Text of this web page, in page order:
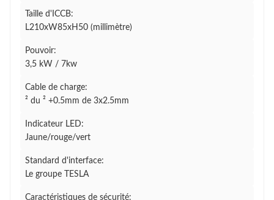
Taille d'ICCB:
L210xW85xH50 (millimètre)
Pouvoir:
3,5 kW / 7kw
Cable de charge:
² du ² +0.5mm de 3x2.5mm
Indicateur LED:
Jaune/rouge/vert
Standard d'interface:
Le groupe TESLA
Caractéristiques de sécurité: